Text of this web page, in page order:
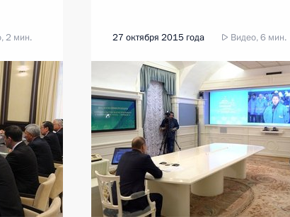
2 мин. 27 октября 2015 года Видео, 6 мин.